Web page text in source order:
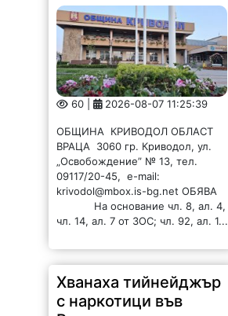
60 | 2026-08-07 11:25:39
ОБЩИНА КРИВОДОЛ ОБЛАСТ
ВРАЦА 3060 гр. Криводол, ул.
„Освобождение” № 13, тел.
09117/20-45, e-mail:
krivodol@mbox.is-bg.net ОБЯВА
На основание чл. 8, ал. 4,
чл. 14, ал. 7 от ЗОС; чл. 92, ал. 1...
Хванаха тийнейджър
с наркотици във